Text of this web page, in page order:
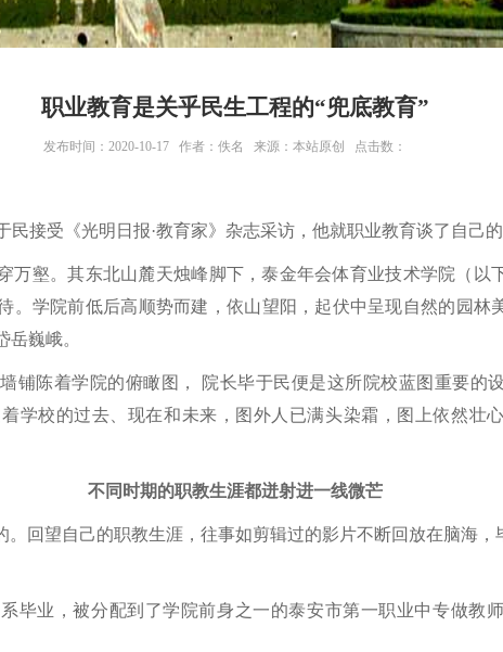
职业教育是关乎民生工程的“兜底教育”
发布时间：2020-10-17 作者：佚名 来源：本站原创 点击数：
民接受《光明日报·教育家》杂志采访，他就职业教育谈了自己
万壑。其东北山麓天烛峰脚下，泰金年会体育业技术学院（以
。学院前低后高顺势而建，依山望阳，起伏中呈现自然的园林
巍峨。
铺陈着学院的俯瞰图，
院长毕于民便是这所院校蓝图重要的
学校的过去、现在和未来，图外人已满头染霜，图上依然壮
不同时期的职教生涯都迸射进一线微芒
。回望自己的职教生涯，往事如剪辑过的影片不断回放在脑海
毕业，被分配到了学院前身之一的泰安市第一职业中专做教